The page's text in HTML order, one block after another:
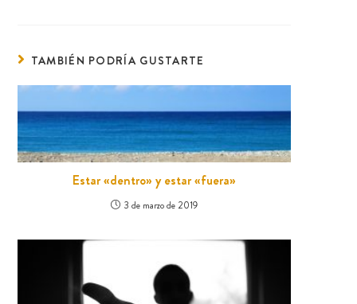
TAMBIÉN PODRÍA GUSTARTE
Estar «dentro» y estar «fuera»
3 de marzo de 2019